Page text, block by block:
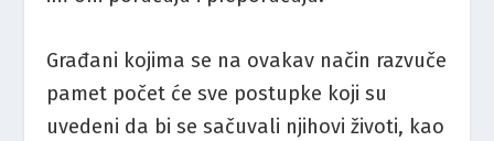
Građani kojima se na ovakav način razvuče
pamet počet će sve postupke koji su
uvedeni da bi se sačuvali njihovi životi, kao